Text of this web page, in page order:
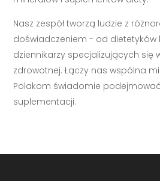
Nasz zespół tworzą ludzie z
doświadczeniem - od dietetyków
dziennikarzy specjalizujących się
zdrowotnej. Łączy nas wspólna
Polakom świadomie
suplementacji.